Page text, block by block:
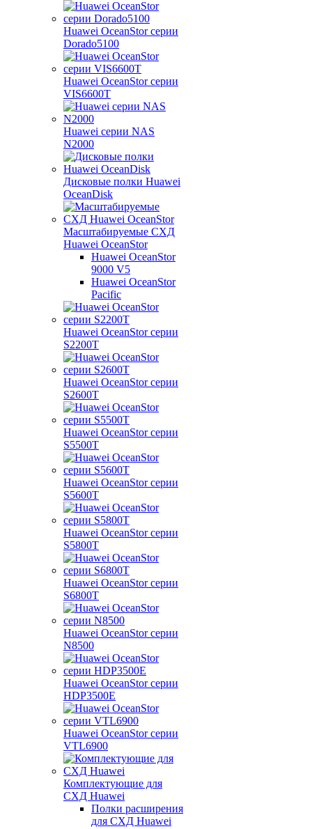
Huawei OceanStor серии
Dorado5100
Huawei OceanStor серии
VIS6600T
Huawei серии NAS
N2000
Дисковые полки Huawei
OceanDisk
Масштабируемые СХД
Huawei OceanStor
Huawei OceanStor
9000 V5
Huawei OceanStor
Pacific
Huawei OceanStor серии
S2200T
Huawei OceanStor серии
S2600T
Huawei OceanStor серии
S5500T
Huawei OceanStor серии
S5600T
Huawei OceanStor серии
S5800T
Huawei OceanStor серии
S6800T
Huawei OceanStor серии
N8500
Huawei OceanStor серии
HDP3500E
Huawei OceanStor серии
VTL6900
Комплектующие для
СХД Huawei
Полки расширения
для СХД Huawei